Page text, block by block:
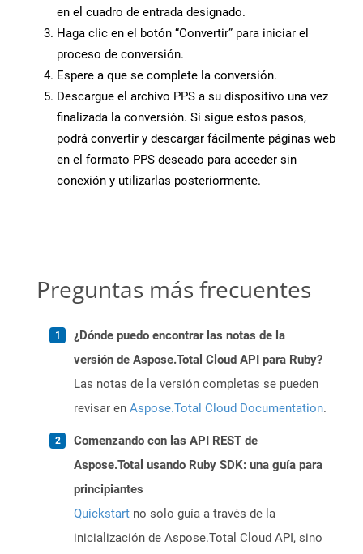
en el cuadro de entrada designado.
Haga clic en el botón “Convertir” para iniciar el
proceso de conversión.
Espere a que se complete la conversión.
Descargue el archivo PPS a su dispositivo una vez
finalizada la conversión. Si sigue estos pasos,
podrá convertir y descargar fácilmente páginas web
en el formato PPS deseado para acceder sin
conexión y utilizarlas posteriormente.
Preguntas más frecuentes
¿Dónde puedo encontrar las notas de la
versión de Aspose.Total Cloud API para Ruby?
Las notas de la versión completas se pueden
revisar en Aspose.Total Cloud Documentation.
Comenzando con las API REST de
Aspose.Total usando Ruby SDK: una guía para
principiantes
Quickstart no solo guía a través de la
inicialización de Aspose.Total Cloud API, sino